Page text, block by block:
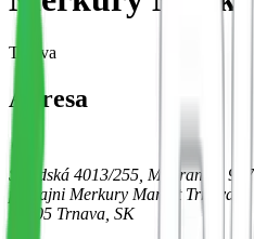
Trnava
Adresa
Seredská 4013/255, Modranka,
predajni Merkury Market Trnava
91705 Trnava , SK